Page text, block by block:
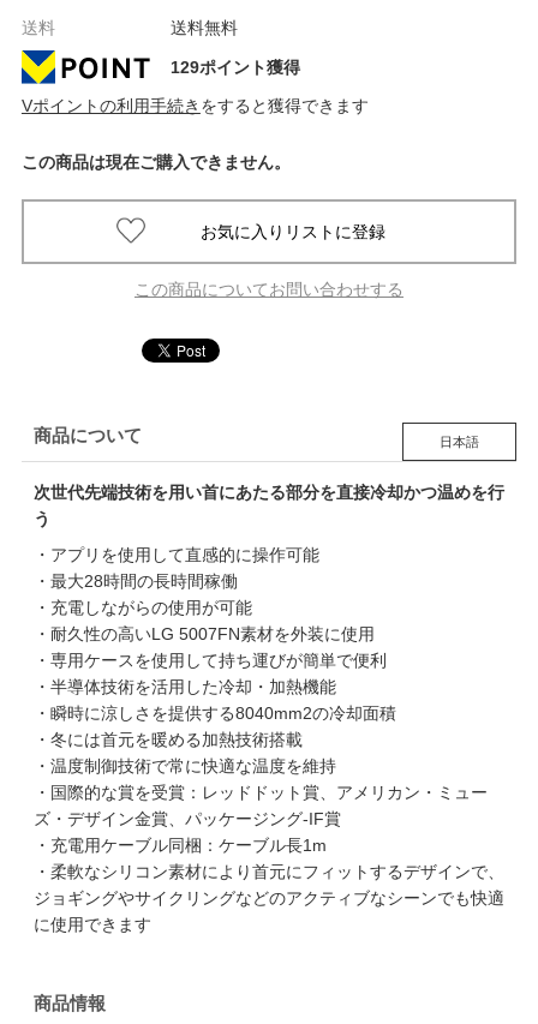
送料
送料無料
129ポイント獲得
Vポイントの利用手続き をすると獲得できます
この商品は現在ご購入できません。
この商品についてお問い合わせする
商品について 日本語
次世代先端技術を用い首にあたる部分を直接冷却かつ温めを行
う
・アプリを使用して直感的に操作可能
・最大28時間の長時間稼働
・充電しながらの使用が可能
・耐久性の高いLG 5007FN素材を外装に使用
・専用ケースを使用して持ち運びが簡単で便利
・半導体技術を活用した冷却・加熱機能
・瞬時に涼しさを提供する8040mm2の冷却面積
・冬には首元を暖める加熱技術搭載
・温度制御技術で常に快適な温度を維持
・国際的な賞を受賞：レッドドット賞、アメリカン・ミュー
ズ・デザイン金賞、パッケージング-IF賞
・充電用ケーブル同梱：ケーブル長1m
・柔軟なシリコン素材により首元にフィットするデザインで、
ジョギングやサイクリングなどのアクティブなシーンでも快適
に使用できます
商品情報